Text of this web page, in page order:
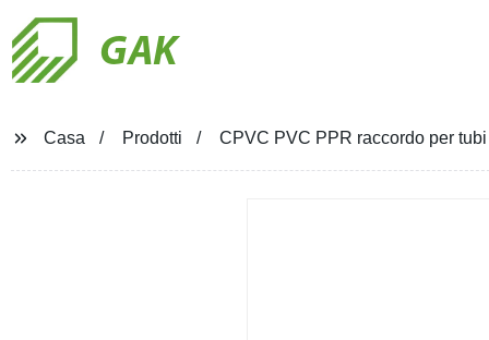
GAK
Casa Prodotti CPVC PVC PPR raccordo per